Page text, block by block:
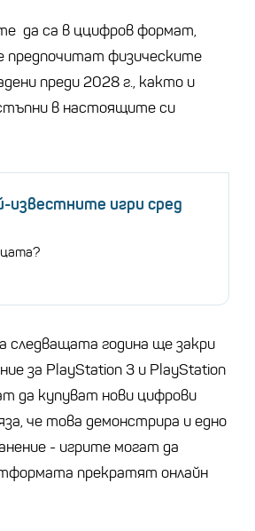
да са в ццифров формат,
предпочитат физическите
преди 2028 г., както и
в настоящите си
известните игри сред
година ще закри
за PlayStation 3 и PlayStation
да купуват нови цифрови
че това демонстрира и едно
- игрите могат да
прекратят онлайн